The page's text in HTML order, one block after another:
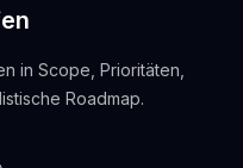
in Scope, Prioritäten,
Roadmap.